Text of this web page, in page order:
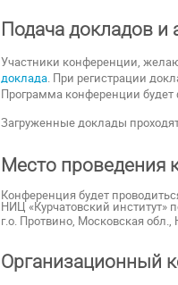
Подача докладов и
Участники конференции,
доклада. При регистрации
Программа конференции будет
Загруженные доклады
Место проведения
Конференция будет
НИЦ «Курчатовский институт»
г.о. Протвино, Московская
Организационный